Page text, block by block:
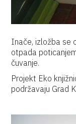
Inače, izložba se
otpada
čuvanje.
Projekt Eko
podržavaju Grad